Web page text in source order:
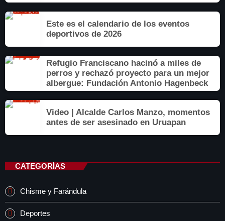
Este es el calendario de los eventos
deportivos de 2026
Refugio Franciscano hacinó a miles de
perros y rechazó proyecto para un mejor
albergue: Fundación Antonio Hagenbeck
Video | Alcalde Carlos Manzo, momentos
antes de ser asesinado en Uruapan
CATEGORÍAS
Chisme y Farándula
Deportes